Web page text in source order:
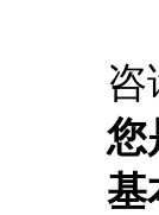
咨
您
基